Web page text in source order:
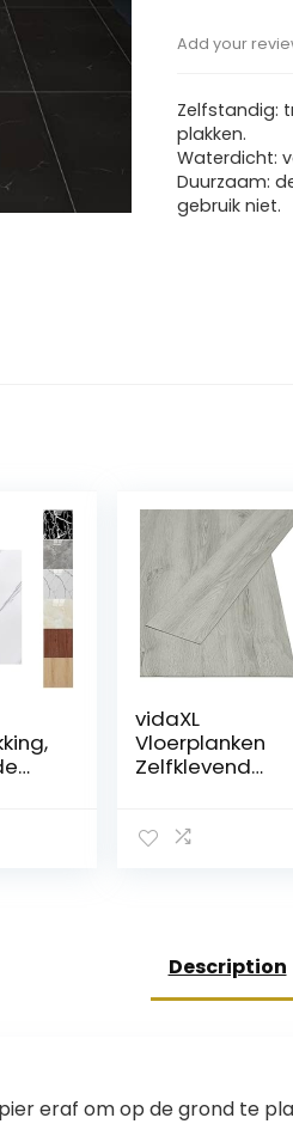
Add your
Zelfstandig:
plakken.
Waterdicht:
Duurzaam:
gebruik niet.
vidaXL
Vloerplanken
Zelfklevend
Planken
Ondergrond
Vloeren PVC
Lichtgrijs
Description
eraf om op de grond te